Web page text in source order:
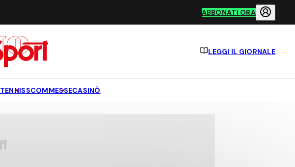
ABBONATI ORA
LEGGI IL GIORNALE
TENNISSCOMMESSECASINÒ